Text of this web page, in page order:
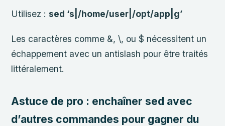
Utilisez :sed ‘s|/home/user|/opt/app|g’
Les caractères comme &, \, ou $ nécessitent un
échappement avec un antislash pour être traités
littéralement.
Astuce de pro : enchaîner sed avec
d’autres commandes pour gagner du